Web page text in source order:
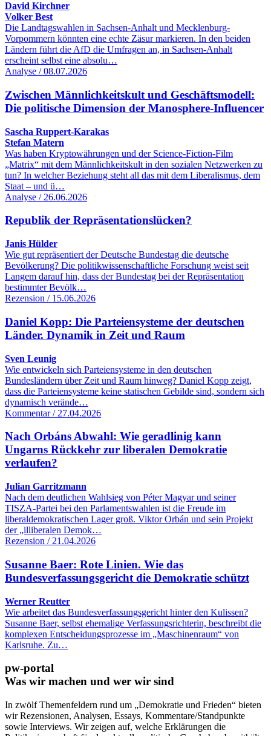
David Kirchner
Volker Best
Die Landtagswahlen in Sachsen-Anhalt und Mecklenburg-
Vorpommern könnten eine echte Zäsur markieren. In den beiden
Ländern führt die AfD die Umfragen an, in Sachsen-Anhalt
erscheint selbst eine absolu…
Analyse / 08.07.2026
Zwischen Männlichkeitskult und Geschäftsmodell:
Die politische Dimension der Manosphere-Influencer
Sascha Ruppert-Karakas
Stefan Matern
Was haben Kryptowährungen und der Science-Fiction-Film
„Matrix“ mit dem Männlichkeitskult in den sozialen Netzwerken zu
tun? In welcher Beziehung steht all das mit dem Liberalismus, dem
Staat – und ü…
Analyse / 26.06.2026
Republik der Repräsentationslücken?
Janis Hülder
Wie gut repräsentiert der Deutsche Bundestag die deutsche
Bevölkerung? Die politikwissenschaftliche Forschung weist seit
Langem darauf hin, dass der Bundestag bei der Repräsentation
bestimmter Bevölk…
Rezension / 15.06.2026
Daniel Kopp: Die Parteiensysteme der deutschen
Länder. Dynamik in Zeit und Raum
Sven Leunig
Wie entwickeln sich Parteiensysteme in den deutschen
Bundesländern über Zeit und Raum hinweg? Daniel Kopp zeigt,
dass die Parteiensysteme keine statischen Gebilde sind, sondern sich
dynamisch verände…
Kommentar / 27.04.2026
Nach Orbáns Abwahl: Wie geradlinig kann
Ungarns Rückkehr zur liberalen Demokratie
verlaufen?
Julian Garritzmann
Nach dem deutlichen Wahlsieg von Péter Magyar und seiner
TISZA-Partei bei den Parlamentswahlen ist die Freude im
liberaldemokratischen Lager groß. Viktor Orbán und sein Projekt
der „illiberalen Demok…
Rezension / 21.04.2026
Susanne Baer: Rote Linien. Wie das
Bundesverfassungsgericht die Demokratie schützt
Werner Reutter
Wie arbeitet das Bundesverfassungsgericht hinter den Kulissen?
Susanne Baer, selbst ehemalige Verfassungsrichterin, beschreibt die
komplexen Entscheidungsprozesse im „Maschinenraum“ von
Karlsruhe. Zu…
pw-portal
Was wir machen und wer wir sind
In zwölf Themenfeldern rund um „Demokratie und Frieden“ bieten
wir Rezensionen, Analysen, Essays, Kommentare/Standpunkte
sowie Interviews. Wir zeigen auf, welche Erklärungen die